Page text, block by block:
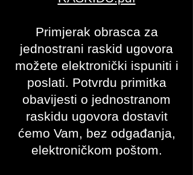
Primjerak obrasca za
jednostrani raskid ugovora
možete elektronički ispuniti i
poslati. Potvrdu primitka
obavijesti o jednostranom
raskidu ugovora dostavit
ćemo Vam, bez odgađanja,
elektroničkom poštom.